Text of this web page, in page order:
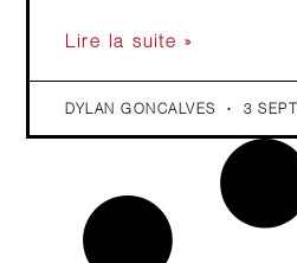
Lire la suite »
DYLAN GONCALVES 3